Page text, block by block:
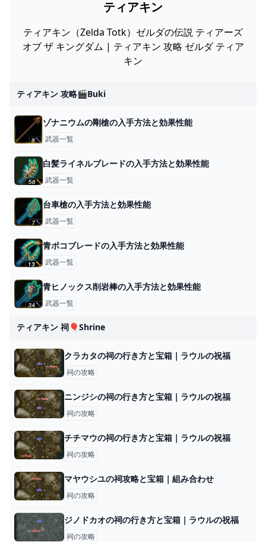
ティアキン
ティアキン（Zelda Totk）ゼルダの伝説 ティアーズ
オブ ザ キングダム | ティアキン 攻略 ゼルダ ティア
キン
ティアキン 攻略🎬buki
ゾナニウムの剛槍の入手方法と効果性能
武器一覧
白髪ライネルブレードの入手方法と効果性能
武器一覧
台車槍の入手方法と効果性能
武器一覧
青ボコブレードの入手方法と効果性能
武器一覧
青ヒノックス削岩棒の入手方法と効果性能
武器一覧
ティアキン 祠🎈shrine
クラカタの祠の行き方と宝箱｜ラウルの祝福
祠の攻略
ニンジシの祠の行き方と宝箱｜ラウルの祝福
祠の攻略
チチマウの祠の行き方と宝箱｜ラウルの祝福
祠の攻略
マヤウシユの祠攻略と宝箱｜組み合わせ
祠の攻略
ジノドカオの祠の行き方と宝箱｜ラウルの祝福
祠の攻略